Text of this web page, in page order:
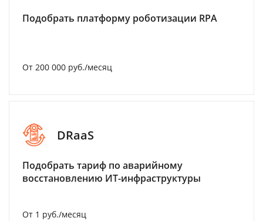
Подобрать платформу роботизации RPA
От 200 000 руб./месяц
DRaaS
Подобрать тариф по аварийному
восстановлению ИТ-инфраструктуры
От 1 руб./месяц